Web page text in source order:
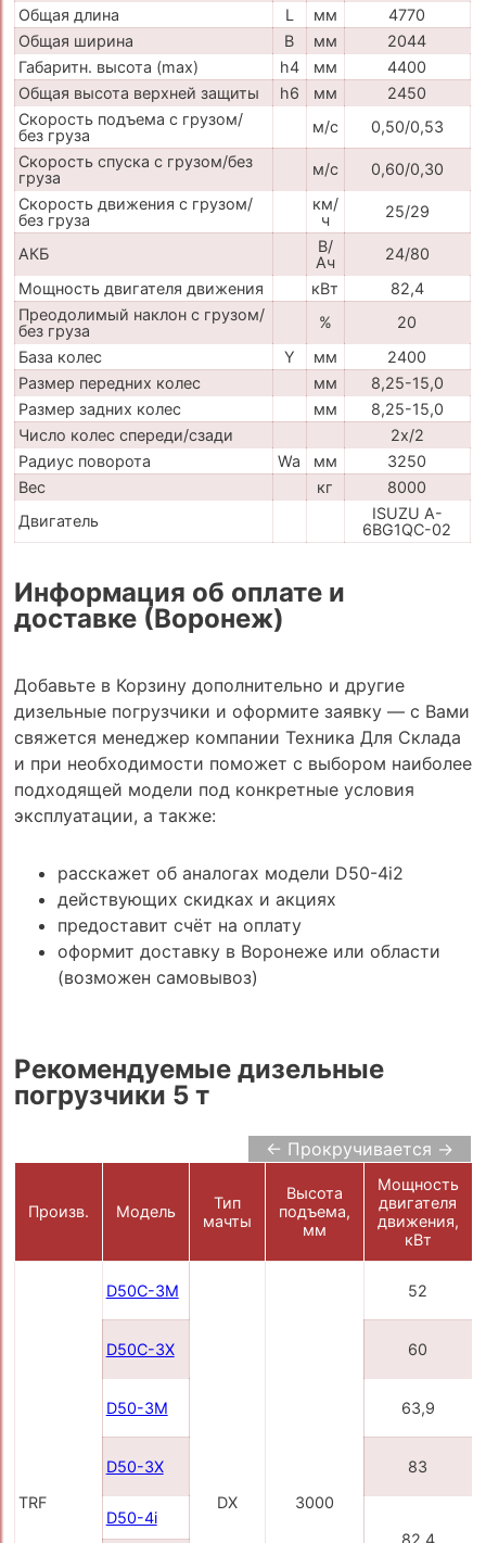
Общая длина
L мм
4770
Общая ширина
B мм
2044
Габаритн. высота (max)
h4 мм
4400
Общая высота верхней защиты
h6 мм
2450
Скорость подъема с грузом/
без груза
м/с
0,50/0,53
Скорость спуска с грузом/без
груза
м/с
0,60/0,30
Скорость движения с грузом/
без груза
км/
ч
25/29
АКБ
В/
Ач
24/80
Мощность двигателя движения
кВт
82,4
Преодолимый наклон с грузом/
без груза
%
20
База колес
Y мм
2400
Размер передних колес
мм
8,25-15,0
Размер задних колес
мм
8,25-15,0
Число колес спереди/сзади
2x/2
Радиус поворота
Wa мм
3250
Вес
кг
8000
Двигатель
ISUZU A-
6BG1QC-02
Информация об оплате и
доставке (Воронеж)
Добавьте в Корзину дополнительно и другие
дизельные погрузчики и оформите заявку — с Вами
свяжется менеджер компании Техника Для Склада
и при необходимости поможет с выбором наиболее
подходящей модели под конкретные условия
эксплуатации, а также:
расскажет об аналогах модели D50-4i2
действующих скидках и акциях
предоставит счёт на оплату
оформит доставку в Воронеже или области
(возможен самовывоз)
Рекомендуемые дизельные
погрузчики 5 т
← Прокручивается →
Произв. Модель
Тип
мачты
Высота
подъема,
мм
Мощность
двигателя
движения,
кВт
TRF
D50С-3M
DX 3000
52
D50С-3X 60
D50-3M 63,9
D50-3X 83
D50-4i